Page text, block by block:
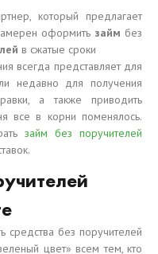
который предлагает
оформить займ без
в сжатые сроки
всегда представляет для
недавно для получения
а также приводить
все в корни поменялось.
займ без поручителей
без поручителей
цвет» всем тем, кто